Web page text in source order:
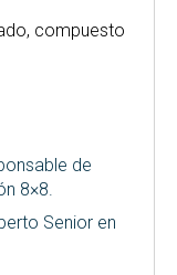
compuesto
de
8×8.
Senior en